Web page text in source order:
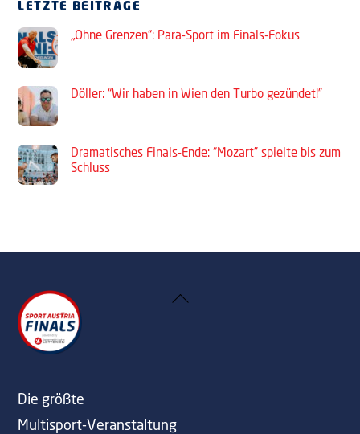
LETZTE BEITRÄGE
„Ohne Grenzen“: Para-Sport im Finals-Fokus
Döller: “Wir haben in Wien den Turbo gezündet!”
Dramatisches Finals-Ende: “Mozart” spielte bis zum
Schluss
Back
Die größte
Multisport-Veranstaltung